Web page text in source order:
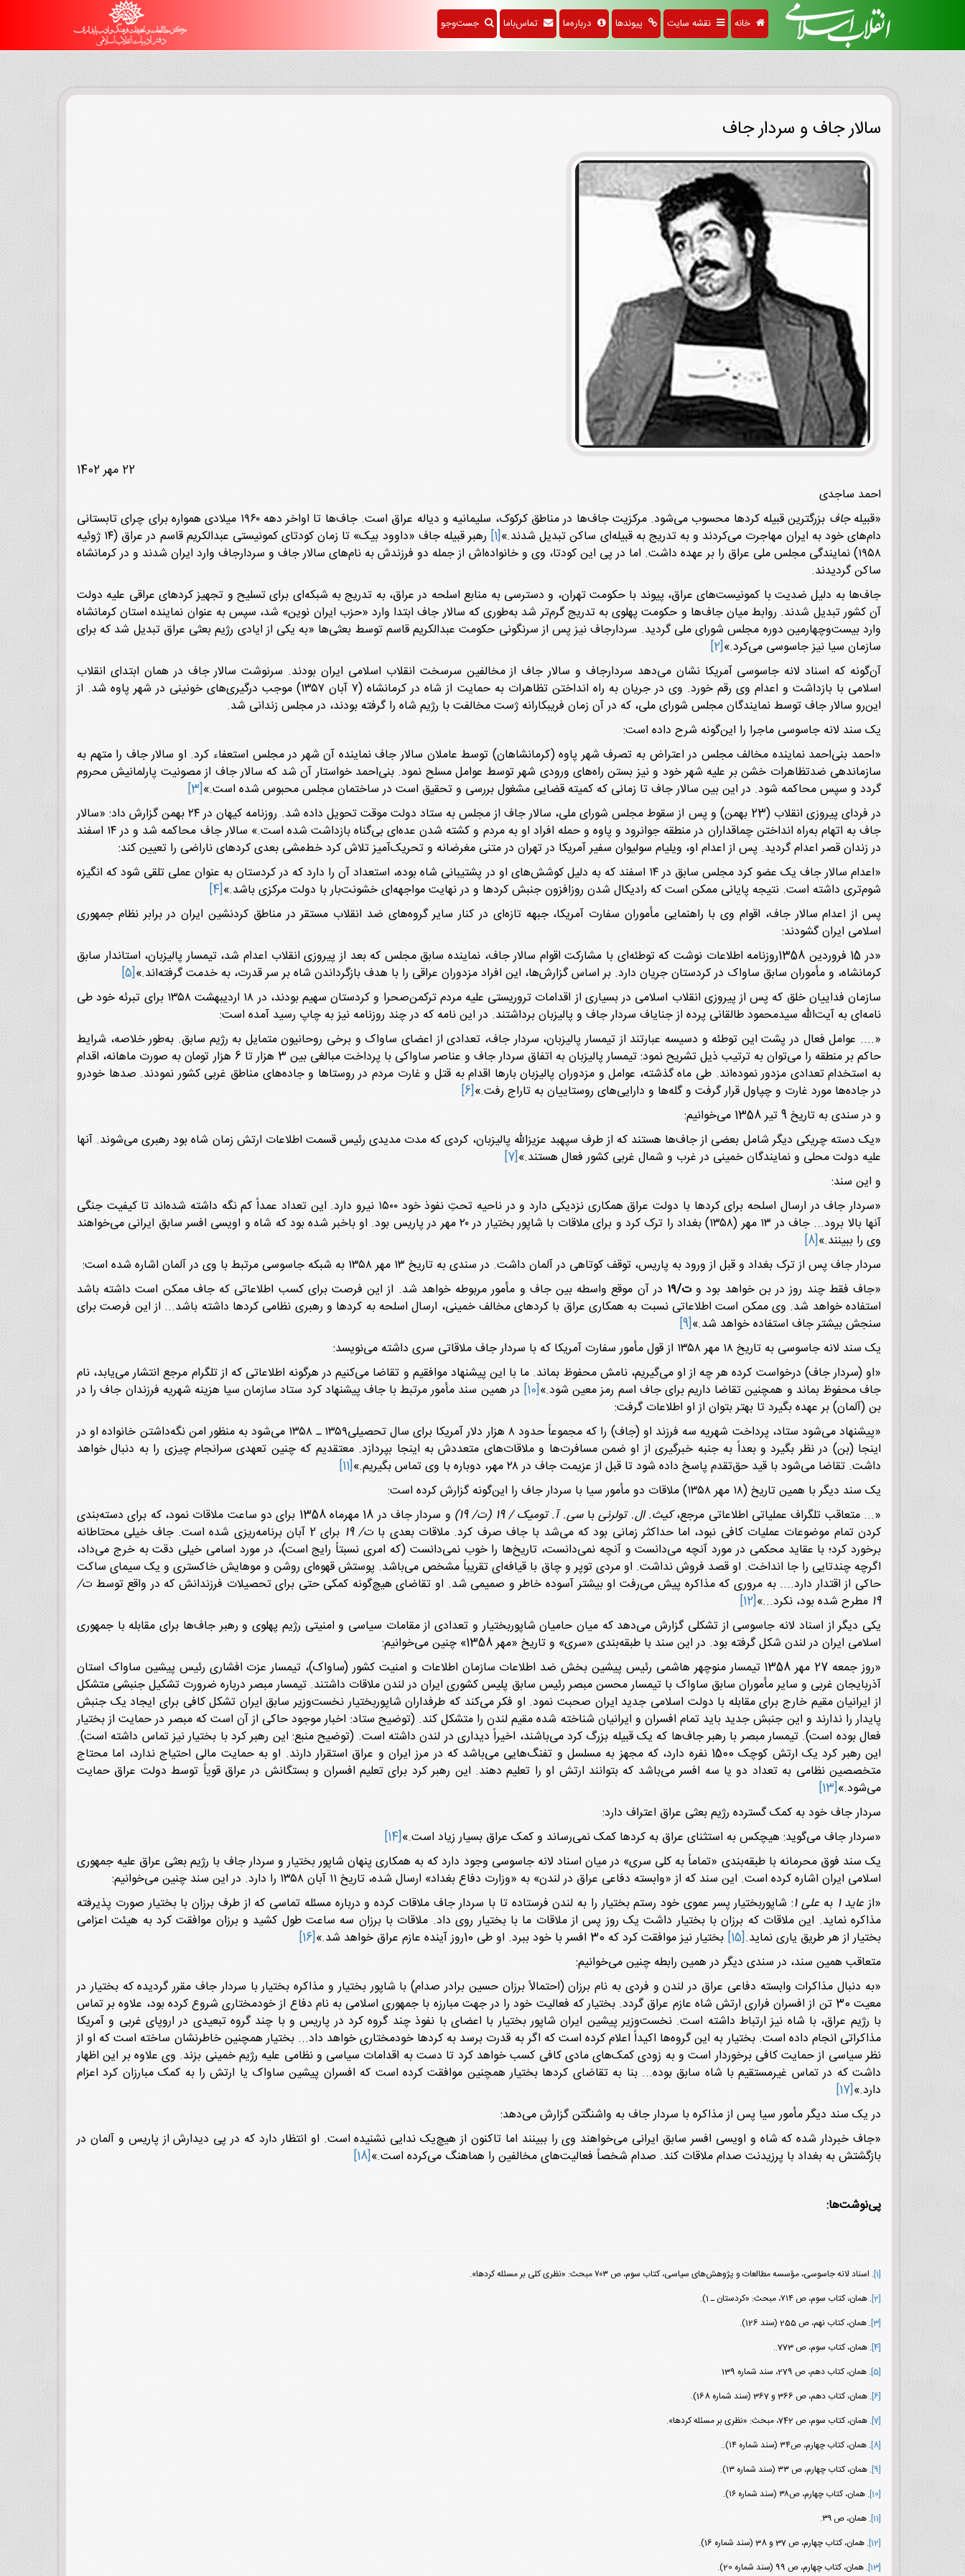
خانه نقشه سایت پیوندها درباره‌ما تماس‌باما جست‌وجو
سالار جاف و سردار جاف
22 مهر 1402
احمد ساجدی
«قبیلهجاف
بزرگترین قبیله کردها محسوب می‌شود. مرکزیت جاف‌ها در مناطق کرکوک، سلیمانیه و دیاله عراق است. جاف‌ها تا اواخر دهه ۱۹۶۰ میلادی همواره برای چرای تابستانی
دام‌های خود به ایران مهاجرت می‌کردند و به تدریج به قبیله‌ای ساکن تبدیل شدند.»[1]
رهبر قبیله جاف «داوود بیک» تا زمان کودتای کمونیستی عبدالکریم قاسم در عراق (۱۴ ژوئیه
۱۹۵۸) نمایندگی مجلس ملی عراق را بر عهده داشت. اما در پی این کودتا، وی و خانواده‌اش از جمله دو فرزندش به نام‌های سالار جاف و سردارجاف وارد ایران شدند و در کرمانشاه
ساکن گردیدند.
جاف‌ها به دلیل ضدیت با کمونیست‌های عراق، پیوند با حکومت تهران، و دسترسی به منابع اسلحه در عراق، به تدریج به شبکه‌ای برای تسلیح و تجهیز کردهای عراقی علیه دولت
آن کشور تبدیل شدند. روابط میان جاف‌ها و حکومت پهلوی به تدریج گرم‌تر شد به‌طوری که سالار جاف ابتدا وارد «حزب ایران نوین» شد، سپس به عنوان نماینده استان کرمانشاه
وارد بیست‌وچهارمین دوره مجلس شورای ملی گردید. سردارجاف نیز پس از سرنگونی حکومت عبدالکریم قاسم توسط بعثی‌ها «به یکی از ایادی رژیم بعثی عراق تبدیل شد که برای
سازمان سیا نیز جاسوسی می‌کرد.»[2]
آن‌گونه که اسناد لانه جاسوسی آمریکا نشان می‌دهد سردارجاف و سالار جاف از مخالفین سرسخت انقلاب اسلامی ایران بودند. سرنوشت سالار جاف در همان ابتدای انقلاب
اسلامی با بازداشت و اعدام وی رقم خورد. وی در جریان به راه انداختن تظاهرات به حمایت از شاه در کرمانشاه (۷ آبان ۱۳۵۷) موجب درگیری‌های خونینی در شهر پاوه شد. از
این‌رو سالار جاف توسط نمایندگان مجلس شورای ملی، که در آن زمان فریبکارانه ژست مخالفت با رژیم شاه را گرفته بودند، در مجلس زندانی شد.
یک سند لانه جاسوسی ماجرا را این‌گونه شرح داده است:
«احمد بنی‌احمد نماینده مخالف مجلس در اعتراض به تصرف شهر پاوه (کرمانشاهان) توسط عاملان سالار جاف نماینده آن شهر در مجلس استعفاء کرد. او سالار جاف را متهم به
سازماندهی ضدتظاهرات خشن بر علیه شهر خود و نیز بستن راه‌های ورودی شهر توسط عوامل مسلح نمود. بنی‌احمد خواستار آن شد که سالار جاف از مصونیت پارلمانیش محروم
گردد و سپس محاکمه شود. در این بین سالار جاف تا زمانی که کمیته قضایی مشغول بررسی و تحقیق است در ساختمان مجلس محبوس شده است.»[3]
در فردای پیروزی انقلاب (23 بهمن) و پس از سقوط مجلس شورای ملی، سالار جاف از مجلس به ستاد دولت موقت تحویل داده شد. روزنامه کیهان در ۲۴ بهمن گزارش داد: «سالار
جاف به اتهام به‌راه انداختن چماقداران در منطقه جوانرود و پاوه و حمله افراد او به مردم و کشته شدن عده‌ای بی‌گناه بازداشت شده‌ است.» سالار جاف محاکمه شد و در ۱۴ اسفند
در زندان قصر اعدام گردید. پس از اعدام او، ویلیام سولیوان سفیر آمریکا در تهران در متنی مغرضانه و تحریک‌آمیز تلاش کرد خط‌مشی بعدی کردهای ناراضی را تعیین کند:
«اعدام سالار جاف یک عضو کرد مجلس سابق در ۱۴ اسفند که به دلیل کوشش‌های او در پشتیبانی شاه بوده، استعداد آن را دارد که در کردستان به عنوان عملی تلقی شود که انگیزه
شوم‌تری داشته است. نتیجه پایانی ممکن است که رادیکال شدن روزافزون جنبش کردها و در نهایت مواجهه‌ای خشونت‌بار با دولت مرکزی باشد.»[4]
پس از اعدام سالار جاف، اقوام وی با راهنمایی مأموران سفارت آمریکا، جبهه تازه‌ای در کنار سایر گروه‌های ضد انقلاب مستقر در مناطق کردنشین ایران در برابر نظام جمهوری
اسلامی ایران گشودند:
«در 15 فروردین 1358روزنامه اطلاعات نوشت که توطئه‌ای با مشارکت اقوام سالار جاف، نماینده سابق مجلس که بعد از پیروزی انقلاب اعدام شد، تیمسار پالیزبان، استاندار سابق
کرمانشاه، و مأموران سابق ساواک در کردستان جریان دارد. بر اساس گزارش‌ها، این افراد مزدوران عراقی را با هدف بازگرداندن شاه بر سر قدرت، به خدمت گرفته‌اند.»[5]
سازمان فداییان خلق که پس از پیروزی انقلاب اسلامی در بسیاری از اقدامات تروریستی علیه مردم ترکمن‌صحرا و کردستان سهیم بودند، در ۱۸ اردیبهشت ۱۳۵۸ برای تبرئه خود طی
نامه‌ای به آیت‌الله سیدمحمود طالقانی پرده از جنایاف سردار جاف و پالیزبان برداشتند. در این نامه که در چند روزنامه نیز به چاپ رسید آمده است:
«.... عوامل فعال در پشت این توطئه و دسیسه عبارتند از تیمسار پالیزبان، سردار جاف، تعدادی از اعضای ساواک و برخی روحانیون متمایل به رژیم سابق. به‌طور خلاصه، شرایط
حاکم بر منطقه را می‌توان به ترتیب ذیل تشریح نمود: تیمسار پالیزبان به اتفاق سردار جاف و عناصر ساواکی با پرداخت مبالغی بین 3 هزار تا 6 هزار تومان به صورت ماهانه، اقدام
به استخدام تعدادی مزدور نموده‌اند. طی ماه گذشته، عوامل و مزدوران پالیزبان بارها اقدام به قتل و غارت مردم در روستاها و جاده‌های مناطق غربی کشور نمودند. صدها خودرو
در جاده‌ها مورد غارت و چپاول قرار گرفت و گله‌ها و دارایی‌های روستاییان به تاراج رفت.»[6]
و در سندی به تاریخ 9 تیر 1358 می‌خوانیم:
«یک دسته چریکی دیگر شامل بعضی از جاف‌ها هستند که از طرف سپهبد عزیزالله پالیزبان، کردی که مدت مدیدی رئیس قسمت اطلاعات ارتش زمان شاه بود رهبری می‌شوند. آنها
علیه دولت محلی و نمایندگان خمینی در غرب و شمال غربی کشور فعال هستند.»[7]
و این سند:
«سردار جاف در ارسال اسلحه برای کردها با دولت عراق همکاری نزدیکی دارد و در ناحیه تحتِ نفوذ خود ۱۵۰۰ نیرو دارد. این تعداد عمداً کم نگه داشته شده‌اند تا کیفیت جنگی
آنها بالا برود... جاف در ۱۳ مهر (۱۳۵۸) بغداد را ترک کرد و برای ملاقات با شاپور بختیار در ۲۰ مهر در پاریس بود. او باخبر شده بود که شاه و اویسی افسر سابق ایرانی می‌خواهند
وی را ببینند.»[8]
سردار جاف پس از ترک بغداد و قبل از ورود به پاریس، توقف کوتاهی در آلمان داشت. در سندی به تاریخ ۱۳ مهر ۱۳۵۸ به شبکه جاسوسی مرتبط با وی در آلمان اشاره شده است:
«جاف فقط چند روز در بن خواهد بود وت/۱۹
در آن موقع واسطه بین جاف و مأمور مربوطه خواهد شد. از این فرصت برای کسب اطلاعاتی که جاف ممکن است داشته باشد
استفاده خواهد شد. وی ممکن است اطلاعاتی نسبت به همکاری عراق با کردهای مخالف خمینی، ارسال اسلحه به کردها و رهبری نظامی کردها داشته باشد... از این فرصت برای
سنجش بیشتر جاف استفاده خواهد شد.»[9]
یک سند لانه جاسوسی به تاریخ ۱۸ مهر ۱۳۵۸ از قول مأمور سفارت آمریکا که با سردار جاف ملاقاتی سری داشته می‌نویسد:
«او (سردار جاف) درخواست کرده هر چه از او می‌گیریم، نامش محفوظ بماند. ما با این پیشنهاد موافقیم و تقاضا می‌کنیم در هرگونه اطلاعاتی که از تلگرام مرجع انتشار می‌یابد، نام
جاف محفوظ بماند و همچنین تقاضا داریم برای جاف اسم رمز معین شود.»[10]
در همین سند مأمور مرتبط با جاف پیشنهاد کرد ستاد سازمان سیا هزینه شهریه فرزندان جاف را در
بن (آلمان) بر عهده بگیرد تا بهتر بتوان از او اطلاعات گرفت:
«پیشنهاد می‌شود ستاد، پرداخت شهریه سه فرزند او (جاف) را که مجموعاً حدود ۸ هزار دلار آمریکا برای سال تحصیلی۱۳۵۹ ـ ۱۳۵۸ می‌شود به منظور امن نگه‌داشتن خانواده او در
اینجا (بن) در نظر بگیرد و بعداً به جنبه خبرگیری از او ضمن مسافرت‌ها و ملاقات‌های متعددش به اینجا بپردازد. معتقدیم که چنین تعهدی سرانجام چیزی را به دنبال خواهد
داشت. تقاضا می‌شود با قید حق‌تقدم پاسخ داده شود تا قبل از عزیمت جاف در ۲۸ مهر، دوباره با وی تماس بگیریم.»
[11]
یک سند دیگر با همین تاریخ (۱۸ مهر ۱۳۵۸) ملاقات دو مأمور سیا با سردار جاف را این‌گونه گزارش کرده است:
«... متعاقب تلگراف عملیاتى اطلاعاتى مرجع،کیث. ال. تولرنىباسى. آ. تومیک / 19 (ت/ 19)
و سردار جاف در 18 مهرماه 1358 براى دو ساعت ملاقات نمود، که براى دسته‌بندى
کردن تمام موضوعات عملیات کافى نبود، اما حداکثر زمانى بود که مى‌شد با جاف صرف کرد. ملاقات بعدى با ت/ 19
براى 2 آبان برنامه‌ریزى شده است. جاف خیلى محتاطانه
برخورد کرد؛ با عقاید محکمى در مورد آنچه مى‌دانست و آنچه نمى‌دانست، تاریخ‌ها را خوب نمى‌دانست (که امرى نسبتاً رایج است)، در مورد اسامى خیلى دقت به خرج مى‌داد،
اگرچه چندتایى را جا انداخت. او قصد فروش نداشت. او مردى توپر و چاق با قیافه‌اى تقریباً مشخص مى‌باشد. پوستش قهوه‌اى روشن و موهایش خاکسترى و یک سیماى ساکت
حاکى از اقتدار دارد.... به مرورى که مذاکره پیش مى‌رفت او بیشتر آسوده خاطر و صمیمى شد. او تقاضاى هیچ‌گونه کمکى حتى براى تحصیلات فرزندانش که در واقع توسط ت/
19 مطرح شده بود، نکرد...»[12]
یکی دیگر از اسناد لانه جاسوسی از تشکلی گزارش می‌دهد که میان حامیان شاپوربختیار و تعدادی از مقامات سیاسی و امنیتی رژیم پهلوی و رهبر جاف‌ها برای مقابله با جمهوری
اسلامی ایران در لندن شکل گرفته بود. در این سند با طبقه‌بندی «سری» و تاریخ «مهر 1358» چنین می‌خوانیم:
«روز جمعه 27 مهر 1358 تیمسار منوچهر هاشمى رئیس پیشین بخش ضد اطلاعات سازمان اطلاعات و امنیت کشور (ساواک)، تیمسار عزت افشارى رئیس پیشین ساواک استان
آذربایجان غربى و سایر مأموران سابق ساواک با تیمسار محسن مبصر رئیس سابق پلیس کشورى ایران در لندن ملاقات داشتند. تیمسار مبصر درباره ضرورت تشکیل جنبشی متشکل
از ایرانیان مقیم خارج براى مقابله با دولت اسلامى جدید ایران صحبت نمود. او فکر مى‌کند که طرفداران شاپوربختیار نخست‌وزیر سابق ایران تشکل کافى براى ایجاد یک جنبش
پایدار را ندارند و این جنبش جدید باید تمام افسران و ایرانیان شناخته شده مقیم لندن را متشکل کند. (توضیح ستاد: اخبار موجود حاکى از آن است که مبصر در حمایت از بختیار
فعال بوده است). تیمسار مبصر با رهبر جاف‌ها که یک قبیله بزرگ کرد مى‌باشند، اخیراً دیدارى در لندن داشته است. (توضیح منبع: این رهبر کرد با بختیار نیز تماس داشته است).
این رهبر کرد یک ارتش کوچک 1500 نفره دارد، که مجهز به مسلسل و تفنگ‌هایى مى‌باشد که در مرز ایران و عراق استقرار دارند. او به حمایت مالى احتیاج ندارد، اما محتاج
متخصصین نظامى به تعداد دو یا سه افسر مى‌باشد که بتوانند ارتش او را تعلیم دهند. این رهبر کرد براى تعلیم افسران و بستگانش در عراق قویاً توسط دولت عراق حمایت
مى‌شود.»[13]
سردار جاف خود به کمک گسترده رژیم بعثی عراق اعتراف دارد:
«سردار جاف می‌گوید: هیچکس به استثنای عراق به کردها کمک نمی‌رساند و کمک عراق بسیار زیاد است.»[14]
یک سند فوق محرمانه با طبقه‌بندی «تماماً به کلی سری» در میان اسناد لانه جاسوسی وجود دارد که به همکاری پنهان شاپور بختیار و سردار جاف با رژیم بعثی عراق علیه جمهوری
اسلامی ایران اشاره کرده است. این سند که از «وابسته دفاعی عراق در لندن» به «وزارت دفاع بغداد» ارسال شده، تاریخ ۱۱ آبان ۱۳۵۸ را دارد. در این سند چنین می‌خوانیم:
«ازعاید 1 بهعلی 1 : شاپوربختیار پسر عموی خود رستم بختیار را به لندن فرستاده تا با سردار جاف ملاقات کرده و درباره مسئله تماسی که از طرف برزان با بختیار صورت پذیرفته
مذاکره نماید. این ملاقات که برزان با بختیار داشت یک روز پس از ملاقات ما با بختیار روی داد. ملاقات با برزان سه ساعت طول کشید و برزان موافقت کرد به هیئت اعزامی
بختیار از هر طریق یاری نماید.[15] بختیار نیز موافقت کرد که 30 افسر با خود ببرد. او طی 10روز آینده عازم عراق خواهد شد.»
[16]
متعاقب همین سند، در سندی دیگر در همین رابطه چنین می‌خوانیم:
«به دنبال مذاکرات وابسته دفاعى عراق در لندن و فردى به نام برزان (احتمالاً برزان حسین برادر صدام) با شاپور بختیار و مذاکره بختیار با سردار جاف مقرر گردیده که بختیار در
معیت 30 تن از افسران فرارى ارتش شاه عازم عراق گردد. بختیار که فعالیت خود را در جهت مبارزه با جمهورى اسلامى به نام دفاع از خودمختارى شروع کرده بود، علاوه بر تماس
با رژیم عراق، با شاه نیز ارتباط داشته است. نخست‌وزیر پیشین ایران شاپور بختیار با اعضاى با نفوذ چند گروه کرد در پاریس و با چند گروه تبعیدى در اروپاى غربى و آمریکا
مذاکراتى انجام داده است. بختیار به این گروه‌ها اکیداً اعلام کرده است که اگر به قدرت برسد به کردها خودمختارى خواهد داد... بختیار همچنین خاطرنشان ساخته است که او از
نظر سیاسى از حمایت کافى برخوردار است و به زودى کمک‌هاى مادى کافى کسب خواهد کرد تا دست به اقدامات سیاسى و نظامى علیه رژیم خمینى بزند. وى علاوه بر این اظهار
داشت که در تماس غیرمستقیم با شاه سابق بوده... بنا به تقاضاى کردها بختیار همچنین موافقت کرده است که افسران پیشین ساواک یا ارتش را به کمک مبارزان کرد اعزام
دارد.»[17]
در یک سند دیگر مأمور سیا پس از مذاکره با سردار جاف به واشنگتن گزارش مى‌دهد:
«جاف خبردار شده که شاه و اویسى افسر سابق ایرانى مى‌خواهند وى را ببینند اما تاکنون از هیچ‌یک ندایى نشنیده است. او انتظار دارد که در پى دیدارش از پاریس و آلمان در
بازگشتش به بغداد با پرزیدنت صدام ملاقات کند. صدام شخصاً فعالیت‌هاى مخالفین را هماهنگ مى‌کرده است.»[18]
پی‌نوشت‌ها:
[1]. اسناد لانه جاسوسی، مؤسسه مطالعات و پژوهش‌های سیاسی، کتاب سوم، ص ۷۰۳ مبحث: «نظری کلی بر مسئله کردها».
[2]. همان، کتاب سوم، ص ۷۱۴، مبحث: «کردستان ـ 1).
[3]. همان، کتاب نهم، ص 255 (سند 126).
[4]. همان، کتاب سوم، ص 773..
[5]. همان، کتاب دهم، ص 279، سند شماره 139
[6]. همان، کتاب دهم، ص 366 و 367 (سند شماره 168).
[7]. همان، کتاب سوم، ص 742، مبحث: «نظری بر مسئله کردها».
[8]. همان، کتاب چهارم، ص۳۴ (سند شماره ۱۴)..
[9]. همان، کتاب چهارم، ص ۳۳ (سند شماره ۱۳).
[10]. همان، کتاب چهارم، ص۳۸ (سند شماره ۱۶).
[11]. همان، ص ۳۹.
[12]. همان، کتاب چهارم، ص 37 و 38 (سند شماره 16).
[13]. همان، کتاب چهارم، ص 99 (سند شماره 20).